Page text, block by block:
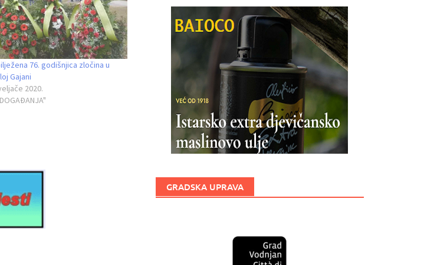
76. godišnjica zločina u
Gajani
2020.
GRADSKA UPRAVA